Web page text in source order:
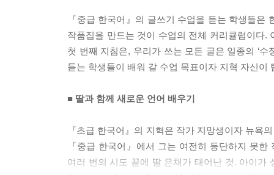
다.
나는 아이를 원해.
--- p.19
다 쓰지 말아야 할 이유가 더 많죠. 소명을 거부하
는 포기하지 않습니다. 옛 용사들이 용과 싸워 이
서 싸운 다음 승리를 거두죠. 마지막 마침표를 찍
고요? 아닙니다. 눈에는 보이지 않는 영약이 여러
『중급 한국어』의 글쓰기 수업을 듣는 학생들
작품집을 만드는 것이 수업의 전체 커리큘럼이다.
첫 번째 지침은, 우리가 쓰는 모든 글은 일종의 ‘수
듣는 학생들이 배워 갈 수업 목표이자 지혁 자신이
■ 딸과 함께 새로운 언어 배우기
『초급 한국어』의 지혁은 작가 지망생이자 뉴욕
『중급 한국어』에서 그는 여전히 등단하지 못
여러 번의 시도 끝에 딸 은채가 태어난 것. 아이가